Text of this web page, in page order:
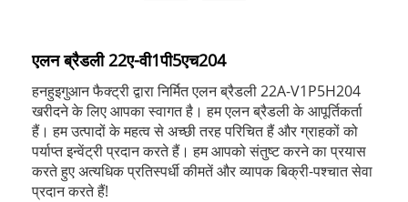
एलन ब्रैडली 22ए-वी1पी5एच204
हनहुइगुआन फैक्ट्री द्वारा निर्मित एलन ब्रैडली 22A-V1P5H204
खरीदने के लिए आपका स्वागत है। हम एलन ब्रैडली के आपूर्तिकर्ता
हैं। हम उत्पादों के महत्व से अच्छी तरह परिचित हैं और ग्राहकों को
पर्याप्त इन्वेंट्री प्रदान करते हैं। हम आपको संतुष्ट करने का प्रयास
करते हुए अत्यधिक प्रतिस्पर्धी कीमतें और व्यापक बिक्री-पश्चात सेवा
प्रदान करते हैं!